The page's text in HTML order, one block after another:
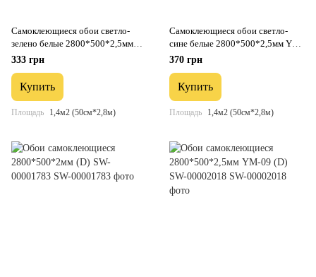
Самоклеющиеся обои светло-
зелено белые 2800*500*2,5мм
MC-32 (YM-08) SW-00001159
333 грн
Купить
Площадь 1,4м2 (50см*2,8м)
Самоклеющиеся обои светло-
сине белые 2800*500*2,5мм YM-
03 BLUE WHITE SW-00001326
370 грн
Купить
Площадь 1,4м2 (50см*2,8м)